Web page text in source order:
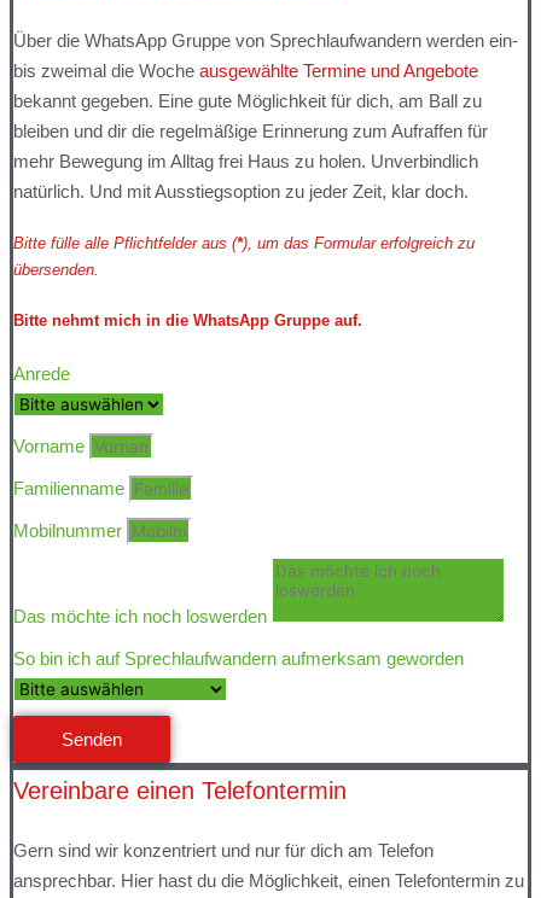
Über die WhatsApp Gruppe von Sprechlaufwandern werden ein-
bis zweimal die Woche ausgewählte Termine und Angebote
bekannt gegeben. Eine gute Möglichkeit für dich, am Ball zu
bleiben und dir die regelmäßige Erinnerung zum Aufraffen für
mehr Bewegung im Alltag frei Haus zu holen. Unverbindlich
natürlich. Und mit Ausstiegsoption zu jeder Zeit, klar doch.
Bitte fülle alle Pflichtfelder aus (*), um das Formular erfolgreich zu
übersenden.
Bitte nehmt mich in die WhatsApp Gruppe auf.
Anrede
Vorname
Familienname
Mobilnummer
Das möchte ich noch loswerden
So bin ich auf Sprechlaufwandern aufmerksam geworden
Senden
Vereinbare einen Telefontermin
Gern sind wir konzentriert und nur für dich am Telefon
ansprechbar. Hier hast du die Möglichkeit, einen Telefontermin zu